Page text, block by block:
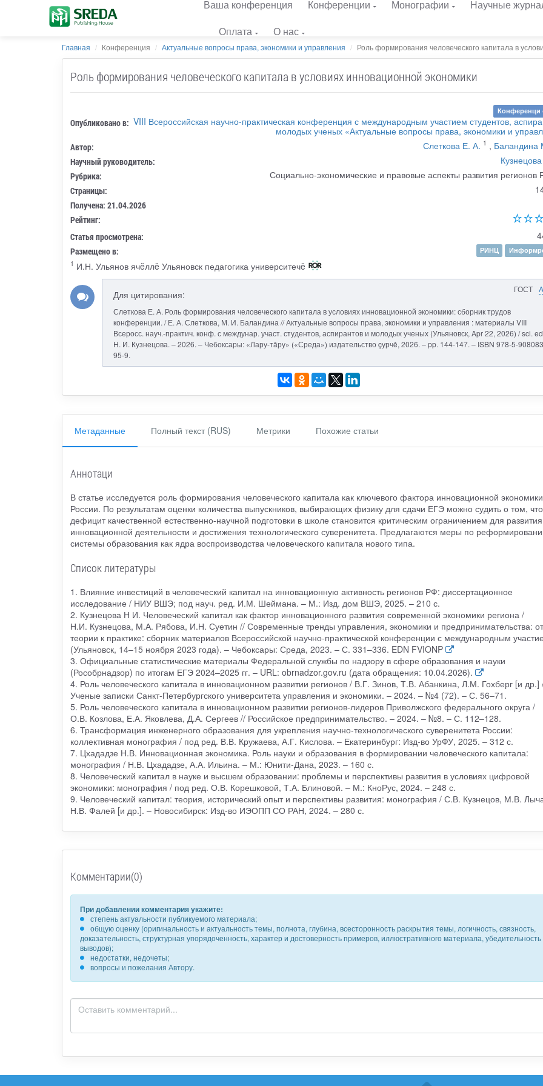
Ваша конференция Конференции Монографии
Научные
Оплата
О нас
Главная Конференция Актуальные вопросы права, экономики и управления Роль формирования человеческого капитала в
Роль формирования человеческого капитала в условиях инновационной экономики
Конференци
Опубликовано в: VIII Всероссийская научно-практическая конференция с международным участием студентов,
молодых ученых «Актуальные вопросы права, экономики и
Автор: Слеткова Е. А. 1 , Баландина
Научный руководитель:
Рубрика: Социально-экономические и правовые аспекты развития регионов
Страницы:
Получена: 21.04.2026
Рейтинг:
Статья просмотрена:
Размещено в: РИНЦ
1 И.Н. Ульянов ячĕллĕ Ульяновск педагогика университечĕ
ГОСТ
Для цитирования:
Слеткова Е. А. Роль формирования человеческого капитала в условиях инновационной экономики: сборник трудов
конференции. / Е. А. Слеткова, М. И. Баландина // Актуальные вопросы права, экономики и управления : материалы VIII
Всеросс. науч.-практич. конф. с междунар. участ. студентов, аспирантов и молодых ученых (Ульяновск, Apr 22, 2026) / sci.
Н. И. Кузнецова. – 2026. – Чебоксары: «Лару-тăру» («Среда») издательство çурчě, 2026. – pp. 144-147. – ISBN 978-5-
95-9.
Метаданные Полный текст (RUS) Метрики Похожие статьи
Аннотаци
В статье исследуется роль формирования человеческого капитала как ключевого фактора инновационной экономики
России. По результатам оценки количества выпускников, выбирающих физику для сдачи ЕГЭ можно судить о том, что
дефицит качественной естественно-научной подготовки в школе становится критическим ограничением для развития
инновационной деятельности и достижения технологического суверенитета. Предлагаются меры по
системы образования как ядра воспроизводства человеческого капитала нового типа.
Список литературы
1. Влияние инвестиций в человеческий капитал на инновационную активность регионов РФ: диссертационное
исследование / НИУ ВШЭ; под науч. ред. И.М. Шеймана. – М.: Изд. дом ВШЭ, 2025. – 210 с.
2. Кузнецова Н И. Человеческий капитал как фактор инновационного развития современной экономики региона /
Н.И. Кузнецова, М.А. Рябова, И.Н. Суетин // Современные тренды управления, экономики и предпринимательства: от
теории к практике: сборник материалов Всероссийской научно-практической конференции с международным
(Ульяновск, 14–15 ноября 2023 года). – Чебоксары: Среда, 2023. – С. 331–336. EDN FVIONP
3. Официальные статистические материалы Федеральной службы по надзору в сфере образования и науки
(Рособрнадзор) по итогам ЕГЭ 2024–2025 гг. – URL: obrnadzor.gov.ru (дата обращения: 10.04.2026).
4. Роль человеческого капитала в инновационном развитии регионов / В.Г. Зинов, Т.В. Абанкина, Л.М. Гохберг [и др.]
Ученые записки Санкт-Петербургского университета управления и экономики. – 2024. – №4 (72). – С. 56–71.
5. Роль человеческого капитала в инновационном развитии регионов-лидеров Приволжского федерального округа /
О.В. Козлова, Е.А. Яковлева, Д.А. Сергеев // Российское предпринимательство. – 2024. – №8. – С. 112–128.
6. Трансформация инженерного образования для укрепления научно-технологического суверенитета России:
коллективная монография / под ред. В.В. Кружаева, А.Г. Кислова. – Екатеринбург: Изд-во УрФУ, 2025. – 312 с.
7. Цхададзе Н.В. Инновационная экономика. Роль науки и образования в формировании человеческого капитала:
монография / Н.В. Цхададзе, А.А. Ильина. – М.: Юнити-Дана, 2023. – 160 с.
8. Человеческий капитал в науке и высшем образовании: проблемы и перспективы развития в условиях цифровой
экономики: монография / под ред. О.В. Корешковой, Т.А. Блиновой. – М.: КноРус, 2024. – 248 с.
9. Человеческий капитал: теория, исторический опыт и перспективы развития: монография / С.В. Кузнецов, М.В.
Н.В. Фалей [и др.]. – Новосибирск: Изд-во ИЭОПП СО РАН, 2024. – 280 с.
Комментарии(0)
При добавлении комментария укажите:
степень актуальности публикуемого материала;
общую оценку (оригинальность и актуальность темы, полнота, глубина, всесторонность раскрытия темы, логичность, связность,
доказательность, структурная упорядоченность, характер и достоверность примеров, иллюстративного материала, убедительность
выводов);
недостатки, недочеты;
вопросы и пожелания Автору.